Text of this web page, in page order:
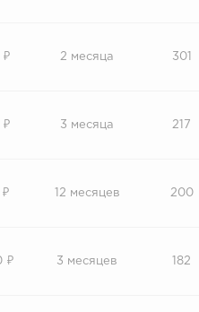
₽ 2 месяца 301
₽ 3 месяца 217
₽ 12 месяцев 200
₽ 3 месяцев 182